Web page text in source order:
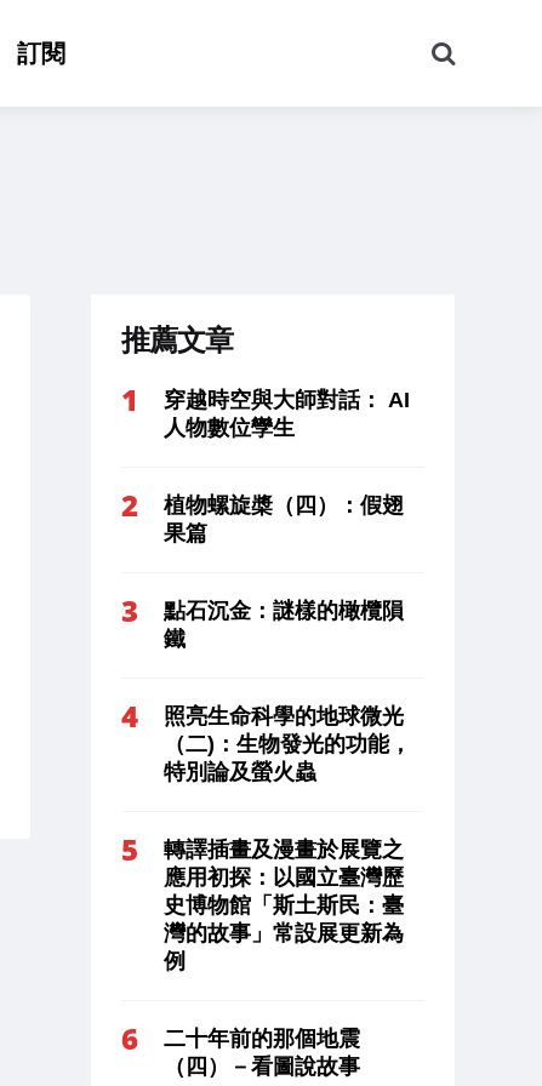
訂閱
尋
推薦文章
穿越時空與大師對話： AI
人物數位孿生
植物螺旋槳（四）：假翅
果篇
點石沉金：謎樣的橄欖隕
鐵
照亮生命科學的地球微光
（二)：生物發光的功能，
特別論及螢火蟲
轉譯插畫及漫畫於展覽之
應用初探：以國立臺灣歷
史博物館「斯土斯民：臺
灣的故事」常設展更新為
例
二十年前的那個地震
（四）－看圖說故事